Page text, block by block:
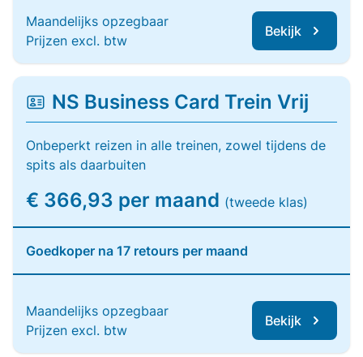
Maandelijks opzegbaar
Prijzen excl. btw
Bekijk
NS Business Card Trein Vrij
Onbeperkt reizen in alle treinen, zowel tijdens de
spits als daarbuiten
€ 366,93 per maand (tweede klas)
Goedkoper na 17 retours per maand
Maandelijks opzegbaar
Prijzen excl. btw
Bekijk